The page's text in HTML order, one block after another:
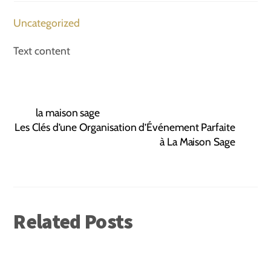
Uncategorized
Text content
la maison sage
Les Clés d’une Organisation d’Événement Parfaite
à La Maison Sage
Related Posts